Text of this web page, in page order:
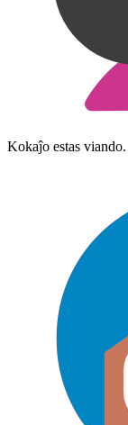
Kokaĵo estas viando.